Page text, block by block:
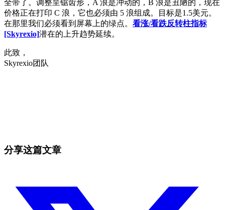
全带了。调整呈锯齿形，A 浪是冲动的，B 浪是丑陋的，现在
价格正在打印 C 浪，它也必须由 5 浪组成。目标是1.5美元。
在那里我们必须看到屏幕上的绿点。 看涨/看跌反转柱指标
[Skyrexio]潜在的上升趋势延续。
此致，
Skyrexio团队
分享这篇文章